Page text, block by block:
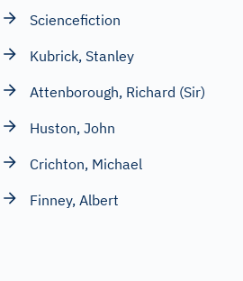
Sciencefiction
Kubrick, Stanley
Attenborough, Richard (Sir)
Huston, John
Crichton, Michael
Finney, Albert